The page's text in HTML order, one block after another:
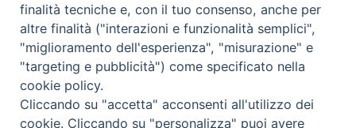
Corso di Formazione e
aggiornamento per i
Cappellani Militari 17-10-2022
Introduzione Corso di
Formazione Cappellani Militari
finalità tecniche e, con il tuo consenso, anche per
altre finalità ("interazioni e funzionalità semplici",
"miglioramento dell'esperienza", "misurazione" e
"targeting e pubblicità") come specificato nella
cookie policy.
Cliccando su "accetta" acconsenti all'utilizzo dei
cookie. Cliccando su "personalizza" puoi avere